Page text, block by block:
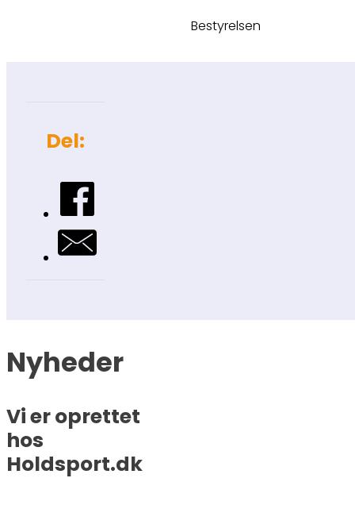
Bestyrelsen
Del:
Nyheder
Vi er oprettet
hos
Holdsport.dk